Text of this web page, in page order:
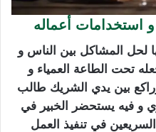
استخدامات أعماله
لحل المشاكل بين الناس و
تحت الطاعة العمياء و
بين يدي الشريك طالب
و فيه يستحضر الخبير في
في تنفيذ العمل